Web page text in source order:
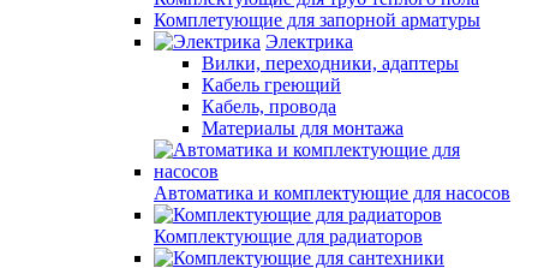
Комплетующие для запорной арматуры
Электрика
Вилки, переходники, адаптеры
Кабель греющий
Кабель, провода
Материалы для монтажа
Автоматика и комплектующие для насосов
Комплектующие для радиаторов